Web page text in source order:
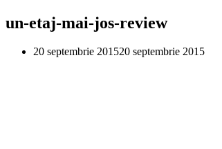
un-etaj-mai-jos-review
20 septembrie 201520 septembrie 2015